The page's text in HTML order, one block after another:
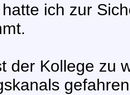
ich zur
der Kollege zu